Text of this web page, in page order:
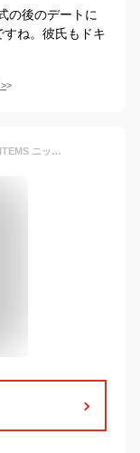
の後のデートに
ね。彼氏もドキ
>
【SALE／60%OFF】URBAN RESEARCH ITEMS ニットドッキングワンピース アーバンリサーチアイテムズ ワンピース・ドレス ワンピース グレー ブラック ホワイト ベージュ